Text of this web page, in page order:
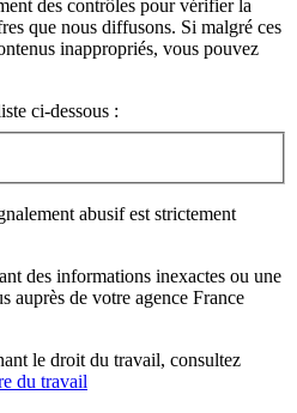
des contrôles pour vérifier la
que nous diffusons. Si malgré ces
inappropriés, vous pouvez
ci-dessous :
abusif est strictement
des informations inexactes ou une
auprès de votre agence France
le droit du travail, consultez
du travail